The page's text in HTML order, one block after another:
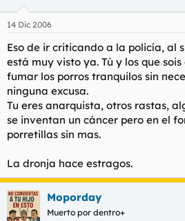
14 Dic 2006
Eso de ir criticando a la policía, al
está muy visto ya. Tú y los que
fumar los porros tranquilos sin
ninguna excusa.
Tu eres anarquista, otros rastas,
se inventan un cáncer pero en el
porretillas sin mas.
La dronja hace estragos.
Moporday
Muerto por dentro+